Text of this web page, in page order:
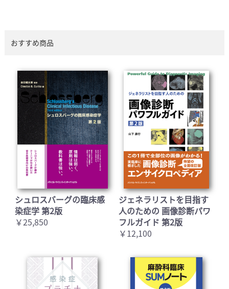
おすすめ商品
シュロスバーグの臨床感
染症学 第2版
￥25,850
ジェネラリストを目指す
人のための 画像診断パワ
フルガイド 第2版
￥12,100